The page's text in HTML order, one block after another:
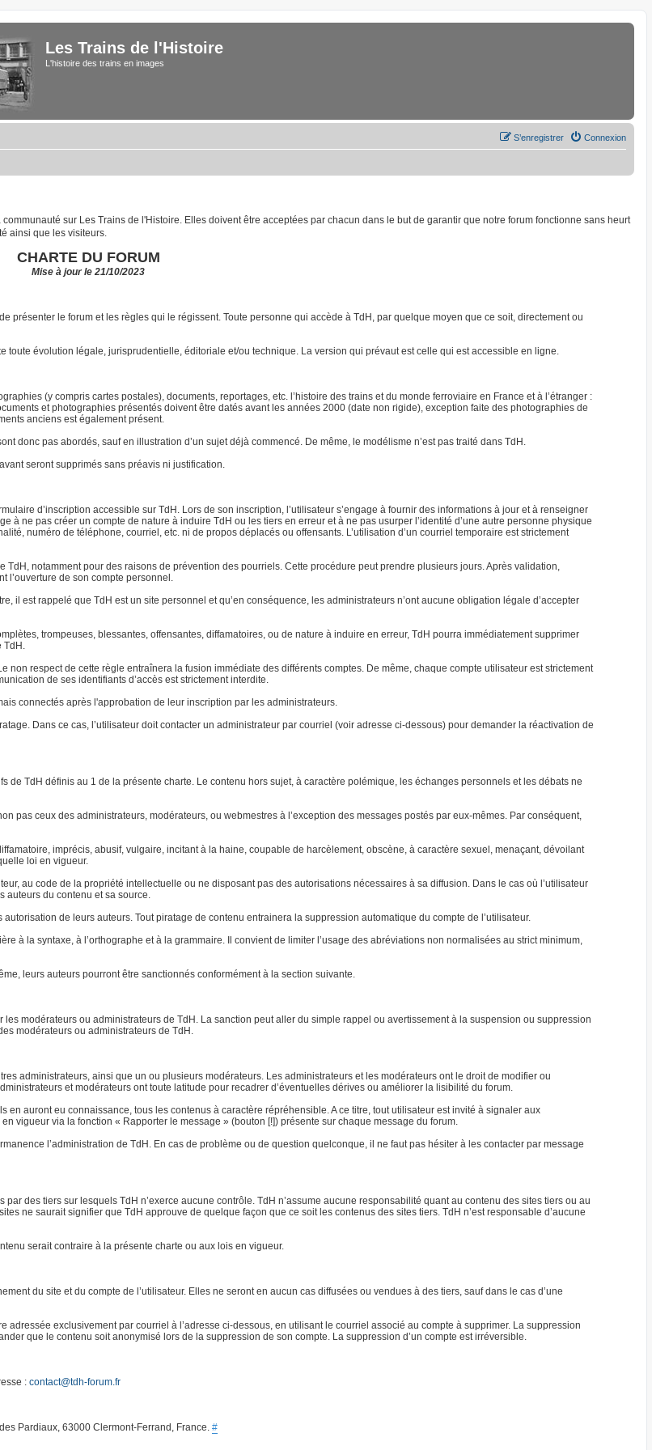
Les Trains de l'Histoire
L'histoire des trains en images
Connexion
S’enregistrer
sur Les Trains de l'Histoire. Elles doivent être acceptées par chacun dans le but de garantir que notre forum fonctionne sans heurt
ainsi que les visiteurs.
CHARTE DU FORUM
Mise à jour le 21/10/2023
présenter le forum et les règles qui le régissent. Toute personne qui accède à TdH, par quelque moyen que ce soit, directement ou
évolution légale, jurisprudentielle, éditoriale et/ou technique. La version qui prévaut est celle qui est accessible en ligne.
(y compris cartes postales), documents, reportages, etc. l’histoire des trains et du monde ferroviaire en France et à l’étranger :
et photographies présentés doivent être datés avant les années 2000 (date non rigide), exception faite des photographies de
anciens est également présent.
donc pas abordés, sauf en illustration d’un sujet déjà commencé. De même, le modélisme n’est pas traité dans TdH.
seront supprimés sans préavis ni justification.
d’inscription accessible sur TdH. Lors de son inscription, l’utilisateur s’engage à fournir des informations à jour et à renseigner
à ne pas créer un compte de nature à induire TdH ou les tiers en erreur et à ne pas usurper l’identité d’une autre personne physique
numéro de téléphone, courriel, etc. ni de propos déplacés ou offensants. L’utilisation d’un courriel temporaire est strictement
notamment pour des raisons de prévention des pourriels. Cette procédure peut prendre plusieurs jours. Après validation,
l’ouverture de son compte personnel.
il est rappelé que TdH est un site personnel et qu’en conséquence, les administrateurs n’ont aucune obligation légale d’accepter
trompeuses, blessantes, offensantes, diffamatoires, ou de nature à induire en erreur, TdH pourra immédiatement supprimer
TdH.
respect de cette règle entraînera la fusion immédiate des différents comptes. De même, chaque compte utilisateur est strictement
de ses identifiants d’accès est strictement interdite.
connectés après l'approbation de leur inscription par les administrateurs.
Dans ce cas, l’utilisateur doit contacter un administrateur par courriel (voir adresse ci-dessous) pour demander la réactivation de
TdH définis au 1 de la présente charte. Le contenu hors sujet, à caractère polémique, les échanges personnels et les débats ne
pas ceux des administrateurs, modérateurs, ou webmestres à l’exception des messages postés par eux-mêmes. Par conséquent,
imprécis, abusif, vulgaire, incitant à la haine, coupable de harcèlement, obscène, à caractère sexuel, menaçant, dévoilant
loi en vigueur.
au code de la propriété intellectuelle ou ne disposant pas des autorisations nécessaires à sa diffusion. Dans le cas où l’utilisateur
auteurs du contenu et sa source.
de leurs auteurs. Tout piratage de contenu entrainera la suppression automatique du compte de l’utilisateur.
à la syntaxe, à l’orthographe et à la grammaire. Il convient de limiter l’usage des abréviations non normalisées au strict minimum,
leurs auteurs pourront être sanctionnés conformément à la section suivante.
modérateurs ou administrateurs de TdH. La sanction peut aller du simple rappel ou avertissement à la suspension ou suppression
modérateurs ou administrateurs de TdH.
administrateurs, ainsi que un ou plusieurs modérateurs. Les administrateurs et les modérateurs ont le droit de modifier ou
et modérateurs ont toute latitude pour recadrer d’éventuelles dérives ou améliorer la lisibilité du forum.
en auront eu connaissance, tous les contenus à caractère répréhensible. A ce titre, tout utilisateur est invité à signaler aux
vigueur via la fonction « Rapporter le message » (bouton [!]) présente sur chaque message du forum.
l’administration de TdH. En cas de problème ou de question quelconque, il ne faut pas hésiter à les contacter par message
des tiers sur lesquels TdH n’exerce aucune contrôle. TdH n’assume aucune responsabilité quant au contenu des sites tiers ou au
ne saurait signifier que TdH approuve de quelque façon que ce soit les contenus des sites tiers. TdH n’est responsable d’aucune
serait contraire à la présente charte ou aux lois en vigueur.
du site et du compte de l’utilisateur. Elles ne seront en aucun cas diffusées ou vendues à des tiers, sauf dans le cas d’une
exclusivement par courriel à l’adresse ci-dessous, en utilisant le courriel associé au compte à supprimer. La suppression
que le contenu soit anonymisé lors de la suppression de son compte. La suppression d’un compte est irréversible.
: contact@tdh-forum.fr
Pardiaux, 63000 Clermont-Ferrand, France. #